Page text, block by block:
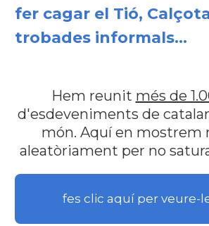
fer cagar el Tió,
trobades informals...
Hem reunit més de
d'esdeveniments de
món. Aquí en mostrem
aleatòriament per no
fes clic aquí per veure-